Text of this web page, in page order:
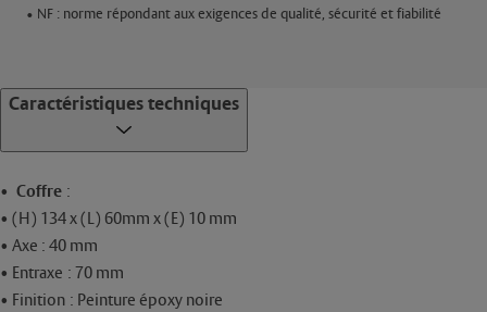
• NF : norme répondant aux exigences de qualité, sécurité et fiabilité
Caractéristiques techniques
• Coffre :
• (H) 134 x (L) 60mm x (E) 10 mm
• Axe : 40 mm
• Entraxe : 70 mm
• Finition : Peinture époxy noire